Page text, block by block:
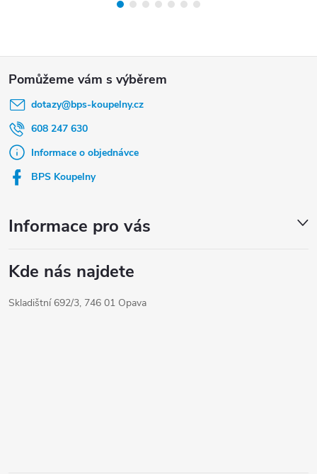
dotazy@bps-koupelny.cz
608 247 630
Informace o objednávce
BPS Koupelny
Informace pro vás
Kde nás najdete
Skladištní 692/3, 746 01 Opava